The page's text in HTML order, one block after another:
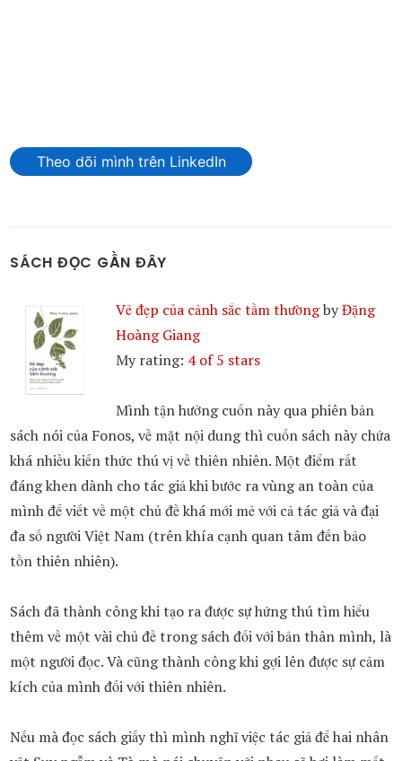
Theo dõi mình trên LinkedIn
SÁCH ĐỌC GẦN ĐÂY
Vẻ đẹp của cảnh sắc tầm thườngbyĐặng
Hoàng Giang
My rating: 4 of 5 stars
Mình tận hưởng cuốn này qua phiên bản
sách nói của Fonos, về mặt nội dung thì cuốn sách này chứa
khá nhiều kiến thức thú vị về thiên nhiên. Một điểm rất
đáng khen dành cho tác giả khi bước ra vùng an toàn của
mình để viết về một chủ đề khá mới mẻ với cả tác giả và đại
đa số người Việt Nam (trên khía cạnh quan tâm đến bảo
tồn thiên nhiên).
Sách đã thành công khi tạo ra được sự hứng thú tìm hiểu
thêm về một vài chủ đề trong sách đối với bản thân mình, là
một người đọc. Và cũng thành công khi gợi lên được sự cảm
kích của mình đối với thiên nhiên.
Nếu mà đọc sách giấy thì mình nghĩ việc tác giả để hai nhân